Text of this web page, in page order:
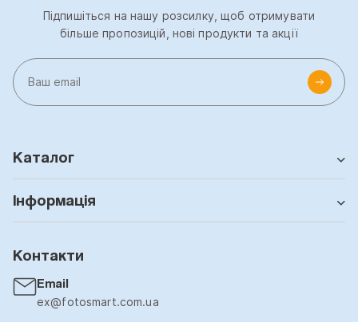
Підпишіться на нашу розсилку, щоб отримувати
більше пропозицій, нові продукти та акції
Каталог
Інформація
Контакти
Email
ex@fotosmart.com.ua